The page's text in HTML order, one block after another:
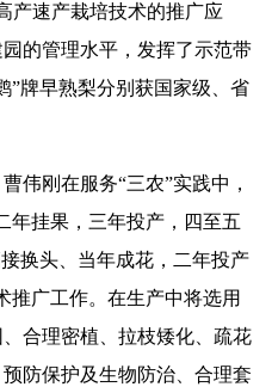
产速产栽培技术的推广应
的管理水平，发挥了示范带
”牌早熟梨分别获国家级、省
伟刚在服务“三农”实践中，
年挂果，三年投产，四至五
换头、当年成花，二年投产
推广工作。在生产中将选用
合理密植、拉枝矮化、疏花
防保护及生物防治、合理套